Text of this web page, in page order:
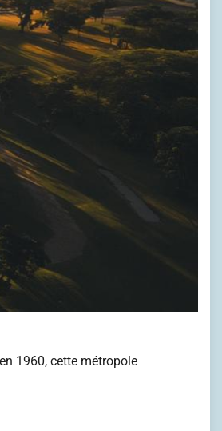
1960, cette métropole